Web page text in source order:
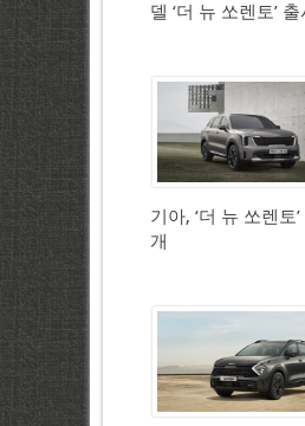
델 ‘더 뉴 쏘렌토’ 출
기아, ‘더 뉴 쏘렌토
개